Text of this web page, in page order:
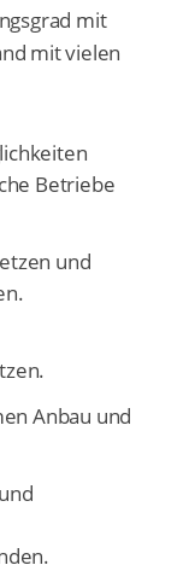
mit
mit vielen
Betriebe
und
Anbau und